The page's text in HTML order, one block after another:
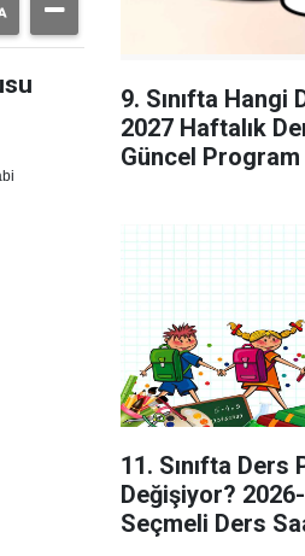
9. Sınıfta
2027 Haftalık
Güncel Program
11. Sınıfta Ders
Değişiyor?
Seçmeli Ders